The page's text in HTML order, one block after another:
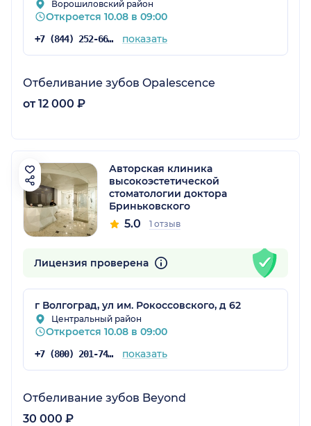
Ворошиловский район
Откроется 10.08 в 09:00
+7 (844) 252-66-55 показать
Отбеливание зубов Opalescence
от 12 000 ₽
Авторская клиника
высокоэстетической
стоматологии доктора
Бриньковского
5.0 1 отзыв
Лицензия проверена
г Волгоград, ул им. Рокоссовского, д 62
Центральный район
Откроется 10.08 в 09:00
+7 (800) 201-74-06 показать
Отбеливание зубов Beyond
30 000 ₽